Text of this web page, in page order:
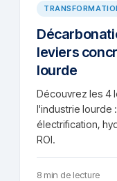
leviers
lourde
Découvrez les 4
l'industrie lourde
électrification,
ROI.
8 min de lecture